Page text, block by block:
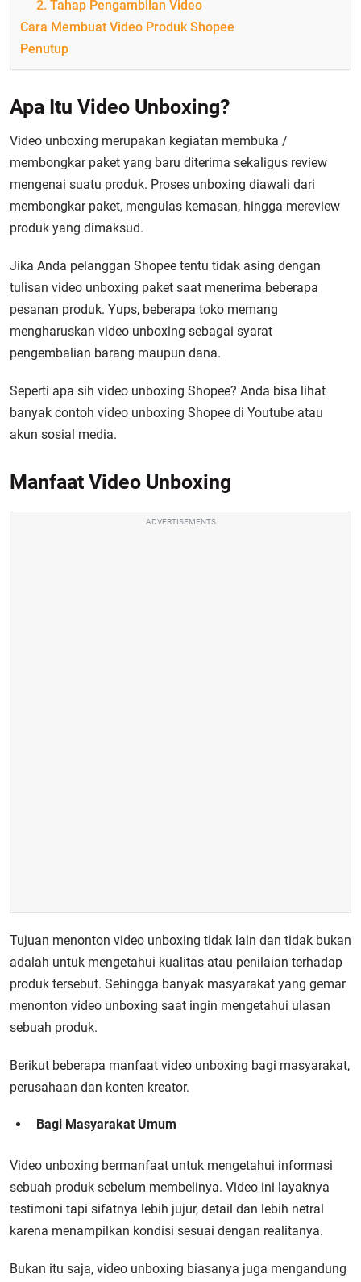
2. Tahap Pengambilan Video
Cara Membuat Video Produk Shopee
Penutup
Apa Itu Video Unboxing?
Video unboxing merupakan kegiatan membuka /
membongkar paket yang baru diterima sekaligus review
mengenai suatu produk. Proses unboxing diawali dari
membongkar paket, mengulas kemasan, hingga mereview
produk yang dimaksud.
Jika Anda pelanggan Shopee tentu tidak asing dengan
tulisan video unboxing paket saat menerima beberapa
pesanan produk. Yups, beberapa toko memang
mengharuskan video unboxing sebagai syarat
pengembalian barang maupun dana.
Seperti apa sih video unboxing Shopee? Anda bisa lihat
banyak contoh video unboxing Shopee di Youtube atau
akun sosial media.
Manfaat Video Unboxing
ADVERTISEMENTS
Tujuan menonton video unboxing tidak lain dan tidak bukan
adalah untuk mengetahui kualitas atau penilaian terhadap
produk tersebut. Sehingga banyak masyarakat yang gemar
menonton video unboxing saat ingin mengetahui ulasan
sebuah produk.
Berikut beberapa manfaat video unboxing bagi masyarakat,
perusahaan dan konten kreator.
Bagi Masyarakat Umum
Video unboxing bermanfaat untuk mengetahui informasi
sebuah produk sebelum membelinya. Video ini layaknya
testimoni tapi sifatnya lebih jujur, detail dan lebih netral
karena menampilkan kondisi sesuai dengan realitanya.
Bukan itu saja, video unboxing biasanya juga mengandung